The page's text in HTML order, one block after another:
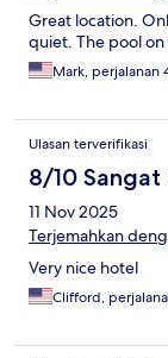
Great location.
quiet. The pool
Mark, perjalanan
Ulasan terverifikasi
8/10 Sangat
11 Nov 2025
Terjemahkan
Very nice hotel
Clifford,